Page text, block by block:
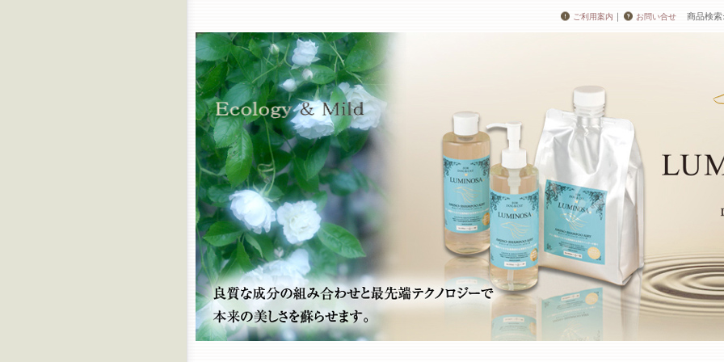
ご利用案内 ｜ お問い合せ 商品検索: